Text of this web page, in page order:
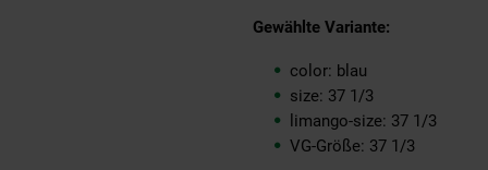
Gewählte Variante:
color: blau
size: 37 1/3
limango-size: 37 1/3
VG-Größe: 37 1/3